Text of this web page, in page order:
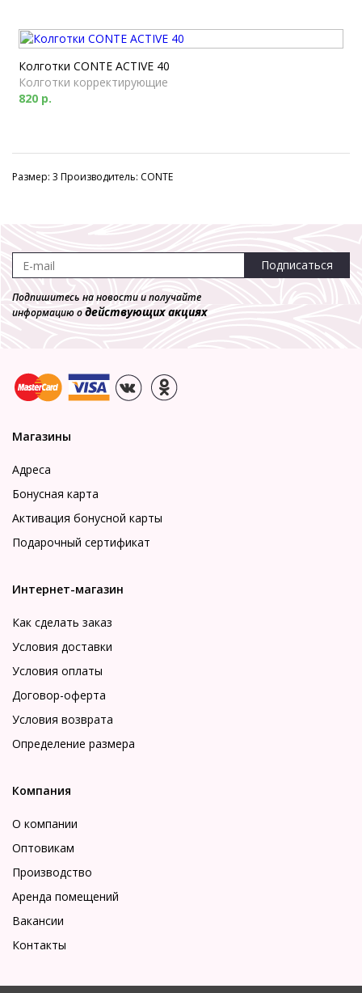
Колготки CONTE ACTIVE 40
Колготки корректирующие
820 р.
Размер: 3 Производитель: CONTE
Подписаться
Подпишитесь на новости и получайте
информацию одействующих акциях
Магазины
Адреса
Бонусная карта
Активация бонусной карты
Подарочный сертификат
Интернет-магазин
Как сделать заказ
Условия доставки
Условия оплаты
Договор-оферта
Условия возврата
Определение размера
Компания
О компании
Оптовикам
Производство
Аренда помещений
Вакансии
Контакты